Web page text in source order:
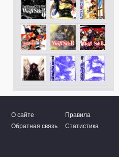
О сайте Правила
Обратная связь
Статистика